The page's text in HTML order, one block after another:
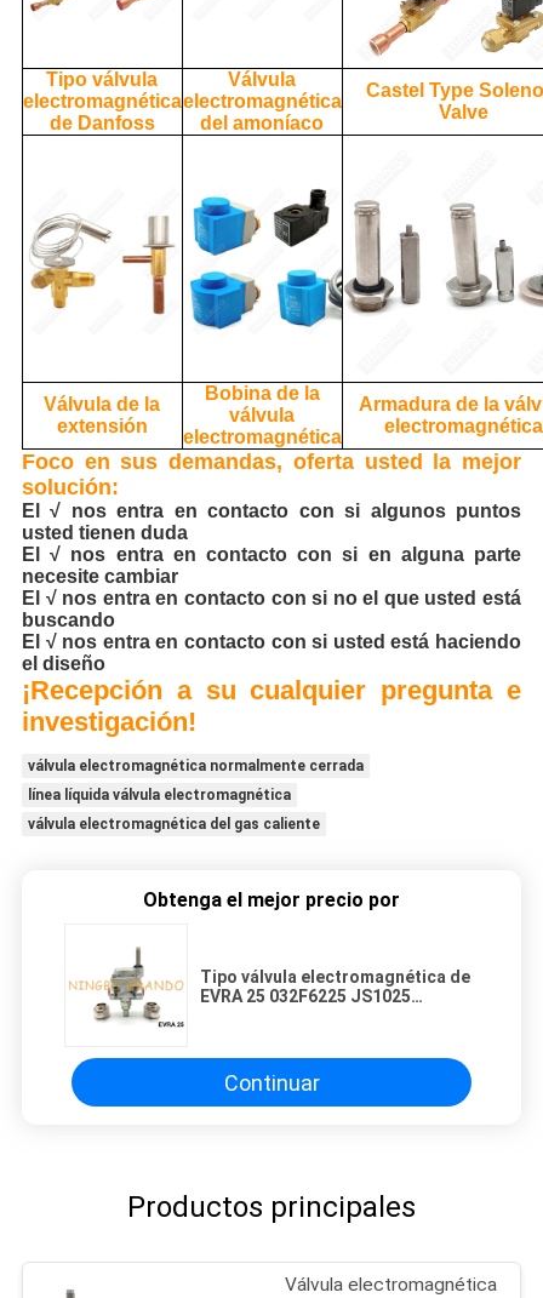
Tipo válvula
electromagnética
de Danfoss
Válvula
electromagnética
del amoníaco
Castel Type
Valve
Válvula de la
extensión
Bobina de la
válvula
electromagnética
Armadura de la
electromagnética
Foco en sus demandas, oferta usted la mejor
solución:
El √ nos entra en contacto con si algunos puntos
usted tienen duda
El √ nos entra en contacto con si en alguna parte
necesite cambiar
El √ nos entra en contacto con si no el que usted está
buscando
El √ nos entra en contacto con si usted está haciendo
el diseño
¡Recepción a su cualquier pregunta e
investigación!
válvula electromagnética normalmente cerrada
línea líquida válvula electromagnética
válvula electromagnética del gas caliente
Obtenga el mejor precio por
Tipo válvula electromagnética de
EVRA 25 032F6225 JS1025
Continuar
Productos principales
Válvula electromagnética